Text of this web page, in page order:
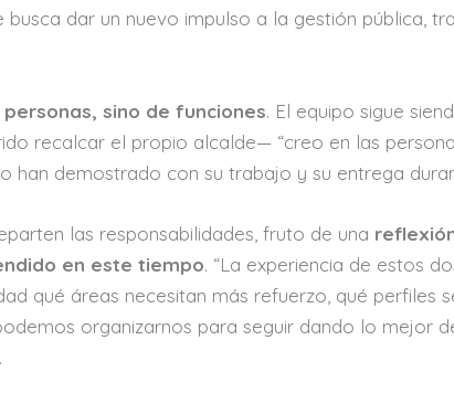
busca dar un nuevo impulso a la gestión pública,
sino de funciones. El equipo sigue
recalcar el propio alcalde— “creo en las
han demostrado con su trabajo y su entrega
las responsabilidades, fruto de una
en este tiempo. “La experiencia de estos
qué áreas necesitan más refuerzo, qué perfiles
organizarnos para seguir dando lo mejor